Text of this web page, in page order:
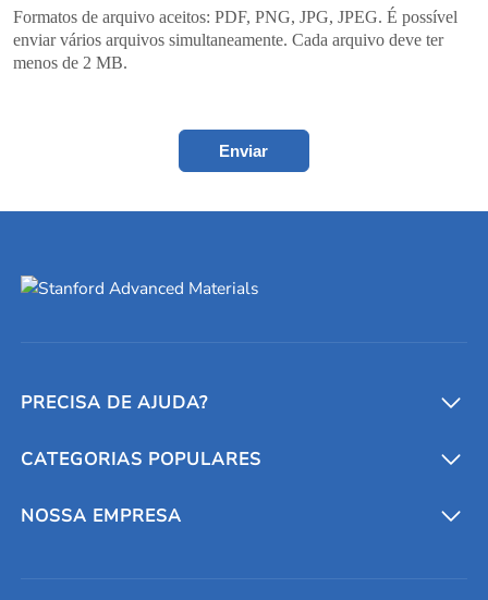
Formatos de arquivo aceitos: PDF, PNG, JPG, JPEG. É possível
enviar vários arquivos simultaneamente. Cada arquivo deve ter
menos de 2 MB.
Enviar
PRECISA DE AJUDA?
Conversores e calculadoras
Entre em contato conosco
CATEGORIAS POPULARES
Metais refratários
NOSSA EMPRESA